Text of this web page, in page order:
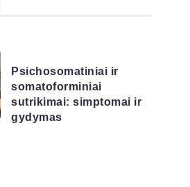
Psichosomatiniai ir
somatoforminiai
sutrikimai: simptomai ir
gydymas